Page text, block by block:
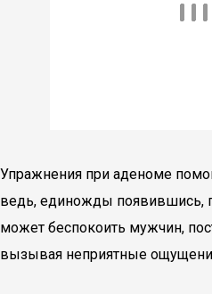
Упражнения при аденоме
ведь, единожды появившись,
может беспокоить мужчин,
вызывая неприятные